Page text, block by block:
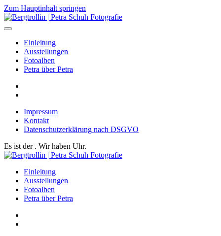
Zum Hauptinhalt springen
Einleitung
Ausstellungen
Fotoalben
Petra über Petra
Impressum
Kontakt
Datenschutzerklärung nach DSGVO
Es ist der . Wir haben Uhr.
Einleitung
Ausstellungen
Fotoalben
Petra über Petra